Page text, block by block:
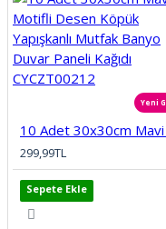
Yeni
299,99TL
Sepete Ekle